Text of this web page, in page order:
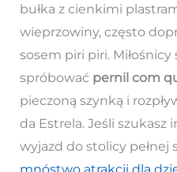
bułka z cienkimi
wieprzowiny, często
sosem piri piri.
spróbować pernil com
pieczoną szynką i
da Estrela. Jeśli szukasz
wyjazd do stolicy pełnej
mnóstwo atrakcji dla